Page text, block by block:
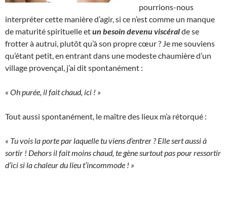
pourrions-nous
interpréter cette manière d’agir, si ce n’est comme un manque
de maturité spirituelle etun besoin devenu viscéralde se
frotter à autrui, plutôt qu’à son propre cœur ? Je me souviens
qu’étant petit, en entrant dans une modeste chaumière d’un
village provençal, j’ai dit spontanément :
« Oh purée, il fait chaud, ici ! »
Tout aussi spontanément, le maître des lieux m’a rétorqué :
« Tu vois la porte par laquelle tu viens d’entrer ? Elle sert aussi à
sortir ! Dehors il fait moins chaud, te gène surtout pas pour ressortir
d’ici si la chaleur du lieu t’incommode ! »